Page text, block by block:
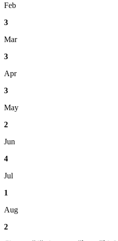
Feb
3
Mar
3
Apr
3
May
2
Jun
4
Jul
1
Aug
2